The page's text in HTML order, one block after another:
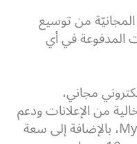
من توسيع
المدفوعة في أي
مجاني،
من الإعلانات ودعم
فني لقواعد بيانات PHP و MySQL، بالإضافة إلى سعة